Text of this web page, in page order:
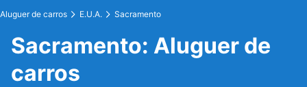
Aluguer de carros E.U.A. Sacramento
Sacramento: Aluguer de
carros